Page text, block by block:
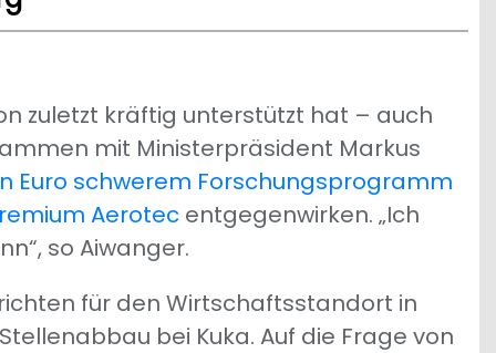
zuletzt kräftig unterstützt hat – auch
mit Ministerpräsident Markus
Euro schwerem Forschungsprogramm
Aerotec entgegenwirken. „Ich
so Aiwanger.
für den Wirtschaftsstandort in
bei Kuka. Auf die Frage von